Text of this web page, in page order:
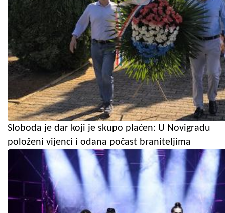
Sloboda je dar koji je skupo plaćen: U Novigradu
položeni vijenci i odana počast braniteljima